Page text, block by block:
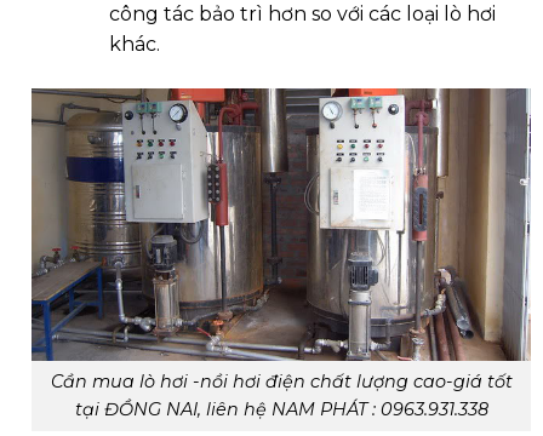
công tác bảo trì hơn so với các loại lò hơi
khác.
Cần mua lò hơi -nồi hơi điện chất lượng cao-giá tốt
tại ĐỒNG NAI, liên hệ NAM PHÁT : 0963.931.338